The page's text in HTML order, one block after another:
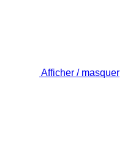
Afficher / masquer